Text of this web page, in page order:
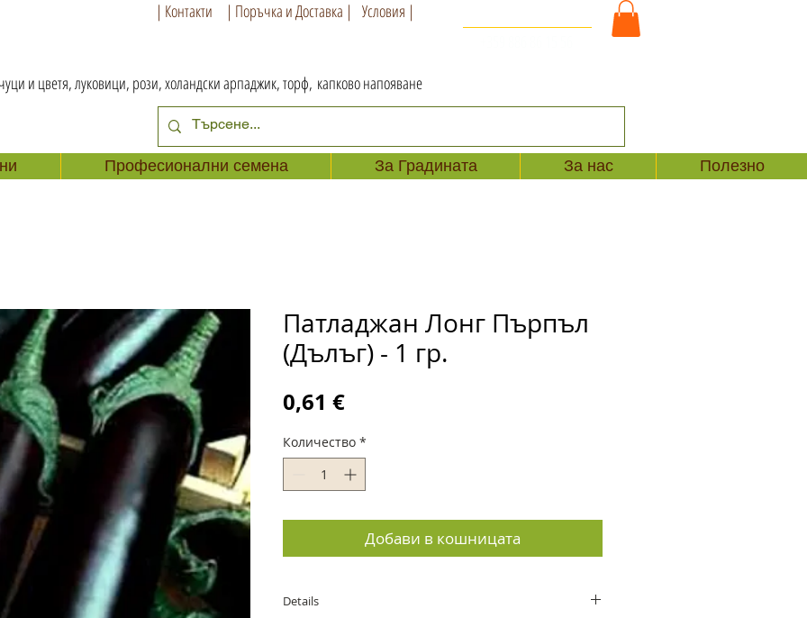
и цветя, луковици, рози, холандски арпаджик, торф, капково напояване
| Поръчка и Доставка |
| Контакти Условия |
Професионални семена За Градината За нас Полезно
Патладжан Лонг Пърпъл
(Дълъг) - 1 гр.
0,61 €Цена
Количество *
Добави в кошницата
Details